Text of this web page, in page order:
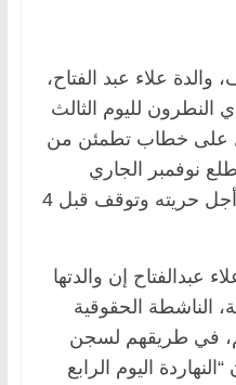
علاء عبد الفتاح،
النطرون لليوم الثالث
على خطاب تطمئن من
نوفمبر الجاري
إضرابا كليا عن الطعام من أجل حريته وتوقف قبل 4
إن والدتها
الناشطة الحقوقية
في طريقهم لسجن
اليوم الرابع